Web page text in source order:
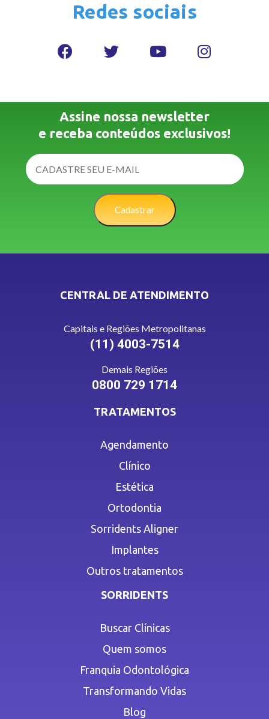
Redes sociais
Assine nossa newsletter
e receba conteúdos exclusivos!
Cadastrar
CENTRAL DE ATENDIMENTO
Capitais e Regiões Metropolitanas
(11) 4003-7514
Demais Regiões
0800 729 1714
TRATAMENTOS
Agendamento
Clínico
Estética
Ortodontia
Sorridents Aligner
Implantes
Outros tratamentos
SORRIDENTS
Buscar Clínicas
Quem somos
Franquia Odontológica
Transformando Vidas
Blog